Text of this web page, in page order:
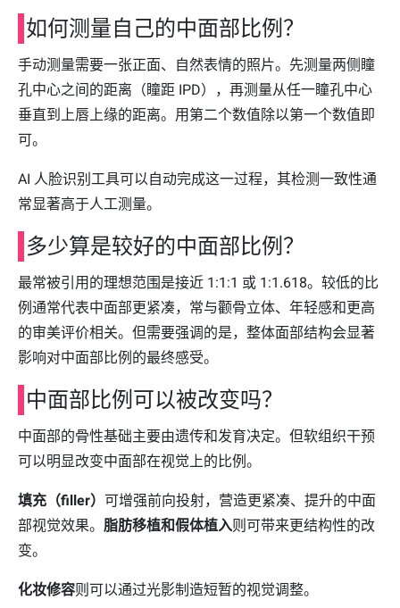
如何测量自己的中面部比例？
手动测量需要一张正面、自然表情的照片。先测量两侧瞳
孔中心之间的距离（瞳距 IPD），再测量从任一瞳孔中心
垂直到上唇上缘的距离。用第二个数值除以第一个数值即
可。
AI 人脸识别工具可以自动完成这一过程，其检测一致性通
常显著高于人工测量。
多少算是较好的中面部比例？
最常被引用的理想范围是接近 1:1:1 或 1:1.618。较低的比
例通常代表中面部更紧凑，常与颧骨立体、年轻感和更高
的审美评价相关。但需要强调的是，整体面部结构会显著
影响对中面部比例的最终感受。
中面部比例可以被改变吗？
中面部的骨性基础主要由遗传和发育决定。但软组织干预
可以明显改变中面部在视觉上的比例。
填充（filler） 可增强前向投射，营造更紧凑、提升的中面
部视觉效果。 脂肪移植和假体植入则可带来更结构性的改
变。
化妆修容则可以通过光影制造短暂的视觉调整。